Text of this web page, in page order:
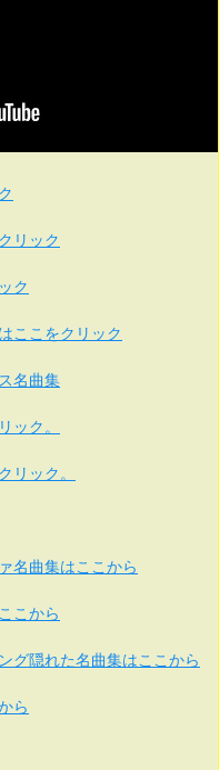
リック
ク
ここをクリック
名曲集
ック。
リック。
名曲集はここから
こから
グ隠れた名曲集はここから
ら